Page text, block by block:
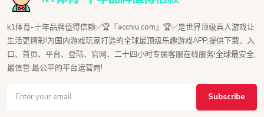
k1体育-十年品牌值得信赖✅🏆『accniu.com』🏆✅是世界顶级真人游戏让
生活更精彩!为国内游戏玩家打造的全球最顶级乐趣游戏APP,提供下载、入
口、首页、平台、登陆、官网、二十四小时专属客服在线服务!全球最安全,
最信誉,最公平的平台运营商!
Subscribe